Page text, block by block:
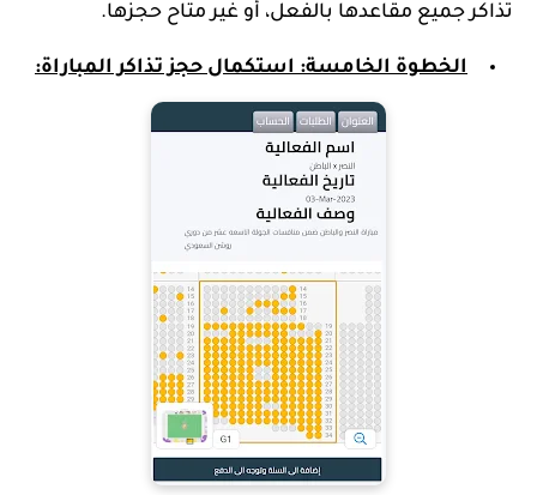
تذاكر جميع مقاعدها بالفعل، أو غير متاح حجزها.
الخطوة الخامسة: استكمال حجز تذاكر المباراة: